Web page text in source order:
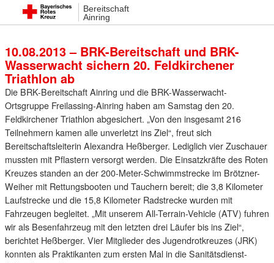
Bereitschaft
Ainring
11. August 2013 14:08
10.08.2013 – BRK-Bereitschaft und BRK-
Wasserwacht sichern 20. Feldkirchener
Triathlon ab
Die BRK-Bereitschaft Ainring und die BRK-Wasserwacht-
Ortsgruppe Freilassing-Ainring haben am Samstag den 20.
Feldkirchener Triathlon abgesichert. „Von den insgesamt 216
Teilnehmern kamen alle unverletzt ins Ziel“, freut sich
Bereitschaftsleiterin Alexandra Heßberger. Lediglich vier Zuschauer
mussten mit Pflastern versorgt werden. Die Einsatzkräfte des Roten
Kreuzes standen an der 200-Meter-Schwimmstrecke im Brötzner-
Weiher mit Rettungsbooten und Tauchern bereit; die 3,8 Kilometer
Laufstrecke und die 15,8 Kilometer Radstrecke wurden mit
Fahrzeugen begleitet. „Mit unserem All-Terrain-Vehicle (ATV) fuhren
wir als Besenfahrzeug mit den letzten drei Läufer bis ins Ziel“,
berichtet Heßberger. Vier Mitglieder des Jugendrotkreuzes (JRK)
konnten als Praktikanten zum ersten Mal in die Sanitätsdienst-